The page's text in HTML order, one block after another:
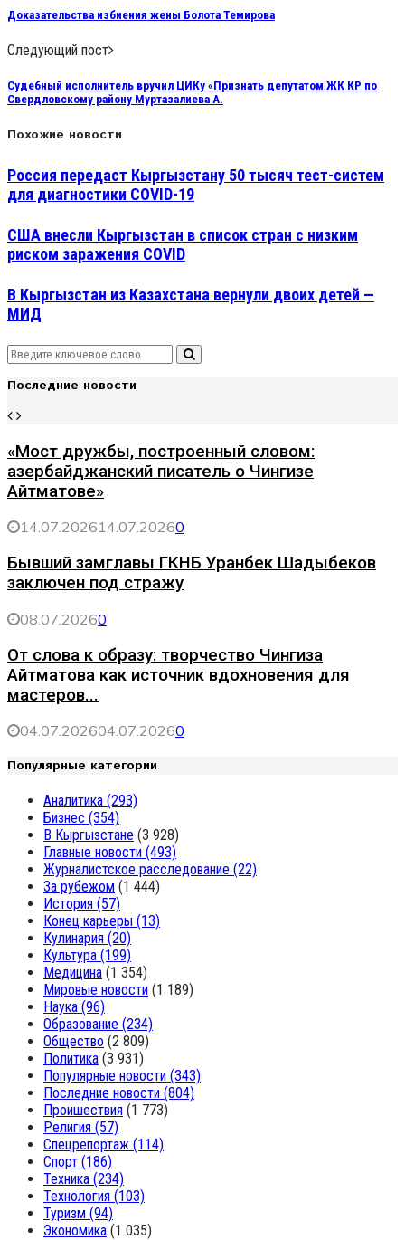
Доказательства избиения жены Болота Темирова
Следующий пост
Судебный исполнитель вручил ЦИКу «Признать депутатом ЖК КР по
Свердловскому району Муртазалиева А.
Похожие новости
Россия передаст Кыргызстану 50 тысяч тест-систем
для диагностики COVID-19
США внесли Кыргызстан в список стран с низким
риском заражения COVID
В Кыргызстан из Казахстана вернули двоих детей —
МИД
Search
for:
Search
Последние новости
«Мост дружбы, построенный словом:
азербайджанский писатель о Чингизе
Айтматове»
14.07.202614.07.20260
Бывший замглавы ГКНБ Уранбек Шадыбеков
заключен под стражу
08.07.20260
От слова к образу: творчество Чингиза
Айтматова как источник вдохновения для
мастеров...
04.07.202604.07.20260
Популярные категории
Аналитика (293)
Бизнес (354)
В Кыргызстане (3 928)
Главные новости (493)
Журналистское расследование (22)
За рубежом (1 444)
История (57)
Конец карьеры (13)
Кулинария (20)
Культура (199)
Медицина (1 354)
Мировые новости (1 189)
Наука (96)
Образование (234)
Общество (2 809)
Политика (3 931)
Популярные новости (343)
Последние новости (804)
Проишествия (1 773)
Религия (57)
Спецрепортаж (114)
Спорт (186)
Техника (234)
Технология (103)
Туризм (94)
Экономика (1 035)